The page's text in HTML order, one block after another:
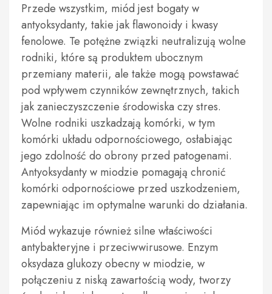
Przede wszystkim, miód jest bogaty w
antyoksydanty, takie jak flawonoidy i kwasy
fenolowe. Te potężne związki neutralizują wolne
rodniki, które są produktem ubocznym
przemiany materii, ale także mogą powstawać
pod wpływem czynników zewnętrznych, takich
jak zanieczyszczenie środowiska czy stres.
Wolne rodniki uszkadzają komórki, w tym
komórki układu odpornościowego, osłabiając
jego zdolność do obrony przed patogenami.
Antyoksydanty w miodzie pomagają chronić
komórki odpornościowe przed uszkodzeniem,
zapewniając im optymalne warunki do działania.
Miód wykazuje również silne właściwości
antybakteryjne i przeciwwirusowe. Enzym
oksydaza glukozy obecny w miodzie, w
połączeniu z niską zawartością wody, tworzy